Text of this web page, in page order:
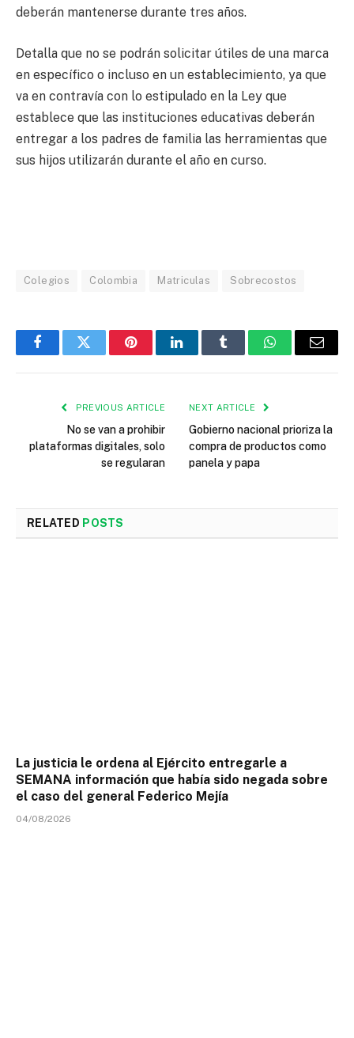
deberán mantenerse durante tres años.
Detalla que no se podrán solicitar útiles de una marca
en específico o incluso en un establecimiento, ya que
va en contravía con lo estipulado en la Ley que
establece que las instituciones educativas deberán
entregar a los padres de familia las herramientas que
sus hijos utilizarán durante el año en curso.
Colegios Colombia Matriculas Sobrecostos
FacebookTwitter PinterestLinkedInTumblr WhatsAppEmail
PREVIOUS ARTICLE
No se van a prohibir
plataformas digitales, solo
se regularan
NEXT ARTICLE
Gobierno nacional prioriza la
compra de productos como
panela y papa
RELATED POSTS
La justicia le ordena al Ejército entregarle a
SEMANA información que había sido negada sobre
el caso del general Federico Mejía
04/08/2026